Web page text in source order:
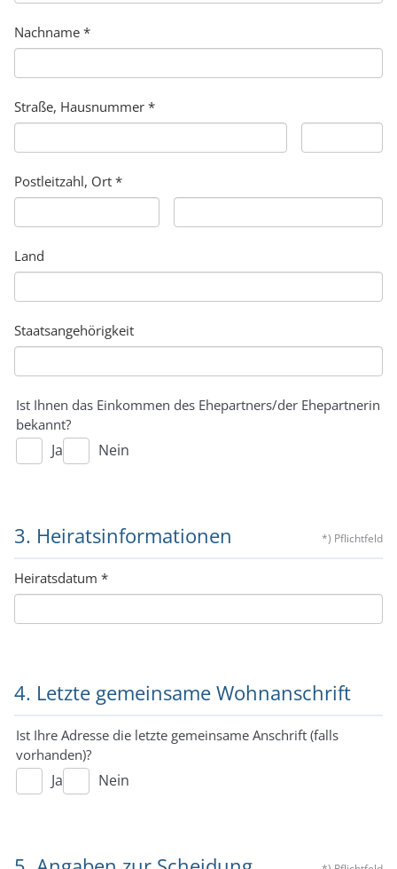
Nachname *
Straße, Hausnummer *
Postleitzahl, Ort *
Land
Staatsangehörigkeit
Ist Ihnen das Einkommen des Ehepartners/der Ehepartnerin
bekannt?
Ja Nein
3. Heiratsinformationen *) Pflichtfeld
Heiratsdatum *
4. Letzte gemeinsame Wohnanschrift
Ist Ihre Adresse die letzte gemeinsame Anschrift (falls
vorhanden)?
Ja Nein